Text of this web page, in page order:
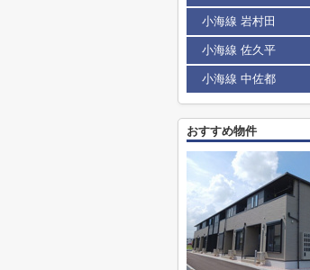
小海線 岩村田
小海線 佐久平
小海線 中佐都
おすすめ物件